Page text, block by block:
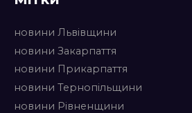
новини Львівщини
новини Закарпаття
новини Прикарпаття
новини Тернопільщини
новини Рівненщини